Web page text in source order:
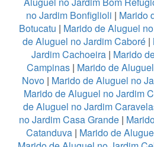
no Jardim Bonfiglioli | Marido
Botucatu | Marido de Aluguel
de Aluguel no Jardim Caboré |
Jardim Cachoeira | Marido
Campinas| Marido de
Novo| Marido de Aluguel no
Marido de Aluguel no Jardim
de Aluguel no Jardim
no Jardim Casa Grande|
Catanduva| Marido de